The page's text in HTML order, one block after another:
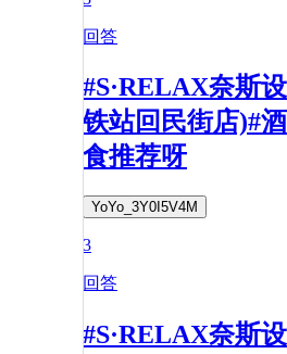
回答
#S·RELAX奈斯
铁站回民街店)#
食推荐呀
YoYo_3Y0I5V4M
3
回答
#S·RELAX奈斯